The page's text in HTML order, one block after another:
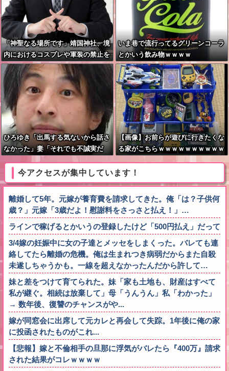
「神聖なる場所です」靖国神社、境
内におけるコスプレや軍装の禁止を
発表
いま巷で流行ってるグリーンコーラ
とかいう飲み物ｗｗｗｗ
ひろゆき「出馬する気ないから話さ
なかった」妻「それでも不誠実だ
ろ」→離婚協議へｗｗｗｗｗ
【画像】お前らが遊びに行きたくな
る家がこちらｗｗｗｗｗｗｗｗｗｗ
ｗｗｗｗｗｗ
今アクセスが集中しています！
離婚して5年。元嫁が養育費を請求してきた。俺「は？子供何
歳？」元嫁「3歳だよ！慰謝料をさっさと払え！」…
ラインで稼げるとかいうの登録したけど「500円払え」だって
3/4嫁の妊娠中に女の子達とメッセをしまくった。バレても連
絡してたら離婚の危機。俺は生まれつき病弱だからまた自殺
未遂しちゃうかも。一線を超えなかったんだから許して…
妹と差をつけて育てられた。妹「家も土地も、財産はすべて
私が継ぐ。相続は放棄して」母「うんうん」私「わかった」
→ 数年後、復讐のチャンスがや...
嫁が同窓会に出席して元カレと再会して失踪。1年後に俺の家
に投函されたものがこれ...
【悲報】嫁と不倫相手の旦那に浮気がバレたら『400万』請求
された結果がコレｗｗｗｗ